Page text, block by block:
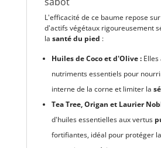
L'efficacité de ce baume repose
d'actifs végétaux rigoureusement
la santé du pied :
Huiles de Coco et d'Olive :Elles
nutriments essentiels pour
interne de la corne et limiter la
Tea Tree, Origan et Laurier
d'huiles essentielles aux vertus
fortifiantes, idéal pour protéger